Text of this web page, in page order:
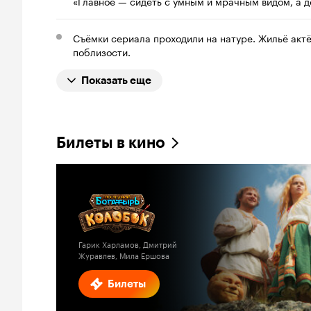
Съёмки сериала проходили на натуре. Жильё
поблизости.
Показать еще
Билеты в кино
Билеты
Гарик Харламов, Дмитрий
Журавлев, Мила Ершова